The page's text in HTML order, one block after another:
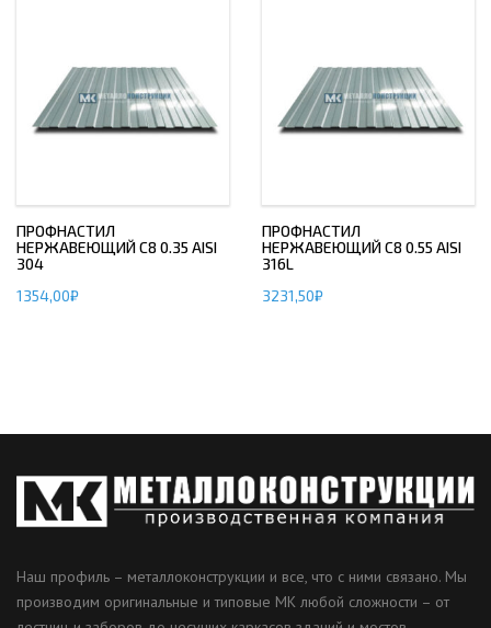
ПРОФНАСТИЛ
НЕРЖАВЕЮЩИЙ С8 0.35 AISI
304
1354,00₽
ПРОФНАСТИЛ
НЕРЖАВЕЮЩИЙ С8 0.55 AISI
316L
3231,50₽
Наш профиль – металлоконструкции и все, что с ними связано. Мы
производим оригинальные и типовые МК любой сложности – от